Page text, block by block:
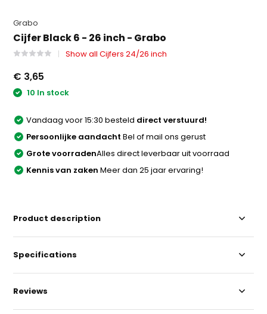
Grabo
Cijfer Black 6 - 26 inch - Grabo
Show all Cijfers 24/26 inch
€ 3,65
10 In stock
Vandaag voor 15:30 besteld direct verstuurd!
Persoonlijke aandacht Bel of mail ons gerust
Grote voorradenAlles direct leverbaar uit voorraad
Kennis van zaken Meer dan 25 jaar ervaring!
Product description
Specifications
Reviews